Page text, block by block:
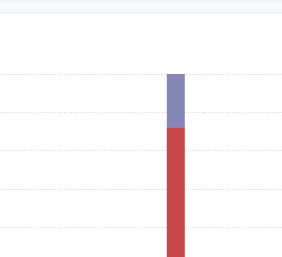
策委员会成员 学历：硕士 任职日期：
国证券研究所有限公司化工行业首席分析师、投资品研